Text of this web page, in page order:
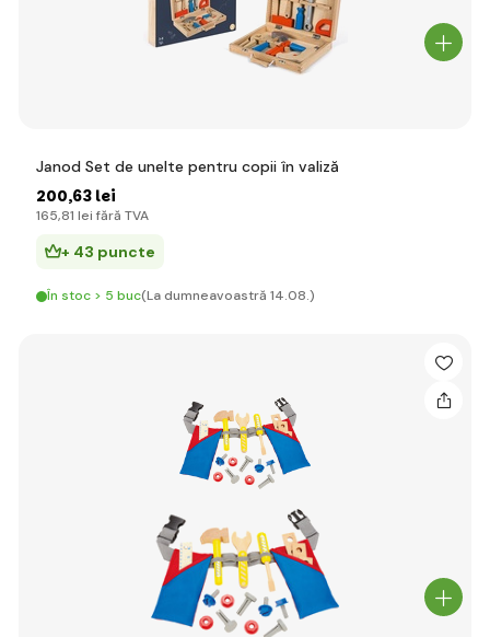
Janod Set de unelte pentru copii în valiză
200,63 lei
165,81 lei fără TVA
+ 43 puncte
În stoc > 5 buc(La dumneavoastră 14.08.)